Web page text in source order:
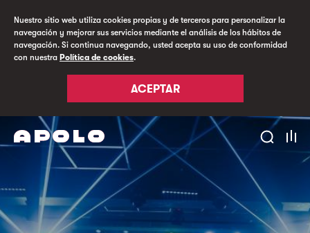
Nuestro sitio web utiliza cookies propias y de terceros para personalizar la
navegación y mejorar sus servicios mediante el análisis de los hábitos de
navegación. Si continua navegando, usted acepta su uso de conformidad
con nuestra Política de cookies.
ACEPTAR